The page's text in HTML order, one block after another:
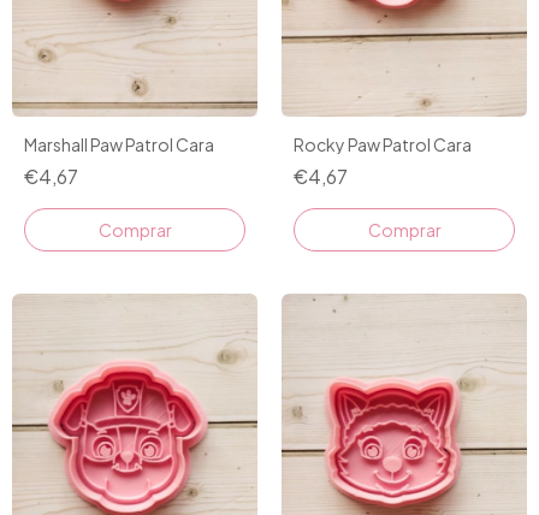
Marshall Paw Patrol Cara
€4,67
Comprar
Rocky Paw Patrol Cara
€4,67
Comprar